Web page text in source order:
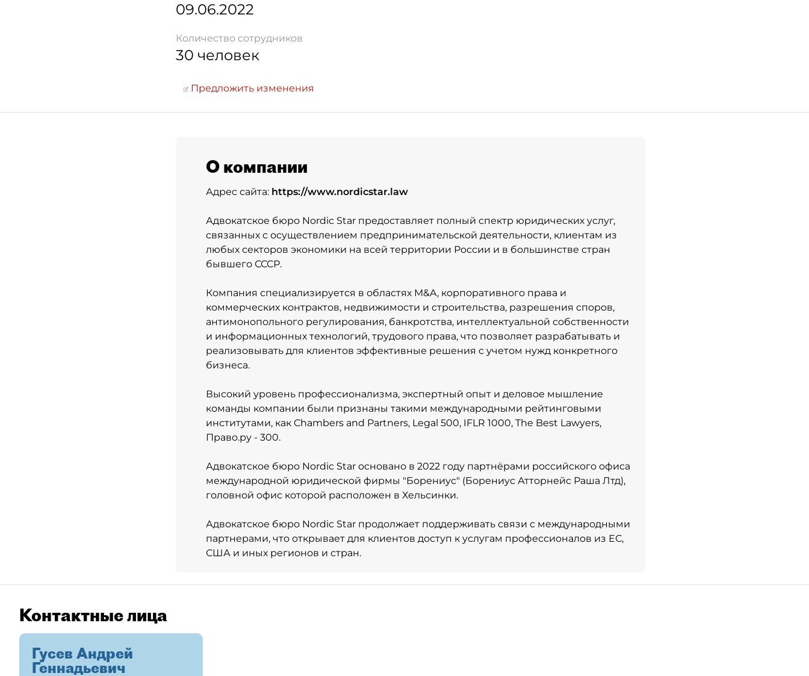
09.06.2022
Количество сотрудников
30 человек
Предложить изменения
О компании
Адрес сайта: https://www.nordicstar.law
Адвокатское бюро Nordic Star предоставляет полный спектр юридических услуг,
связанных с осуществлением предпринимательской деятельности, клиентам из
любых секторов экономики на всей территории России и в большинстве стран
бывшего СССР.
Компания специализируется в областях M&A, корпоративного права и
коммерческих контрактов, недвижимости и строительства, разрешения споров,
антимонопольного регулирования, банкротства, интеллектуальной собственности
и информационных технологий, трудового права, что позволяет разрабатывать и
реализовывать для клиентов эффективные решения с учетом нужд конкретного
бизнеса.
Высокий уровень профессионализма, экспертный опыт и деловое мышление
команды компании были признаны такими международными рейтинговыми
институтами, как Chambers and Partners, Legal 500, IFLR 1000, The Best Lawyers,
Право.ру - 300.
Адвокатское бюро Nordic Star основано в 2022 году партнёрами российского офиса
международной юридической фирмы "Борениус" (Борениус Атторнейс Раша Лтд),
головной офис которой расположен в Хельсинки.
Адвокатское бюро Nordic Star продолжает поддерживать связи с международными
партнерами, что открывает для клиентов доступ к услугам профессионалов из ЕС,
США и иных регионов и стран.
Контактные лица
Гусев Андрей
Геннадьевич